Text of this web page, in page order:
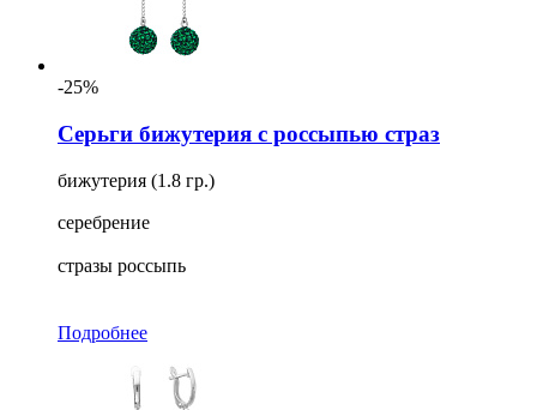
-25%
Серьги бижутерия с россыпью страз
бижутерия (1.8 гр.)
серебрение
стразы россыпь
Подробнее